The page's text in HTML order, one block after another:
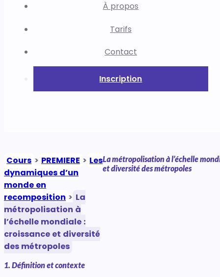
À propos
Tarifs
Contact
Inscription
Cours > PREMIERE > Les
dynamiques d’un
monde en
recomposition > La
métropolisation à
l’échelle mondiale :
croissance et diversité
des métropoles
La métropolisation à l’échelle
et diversité des métropoles
1. Définition et contexte